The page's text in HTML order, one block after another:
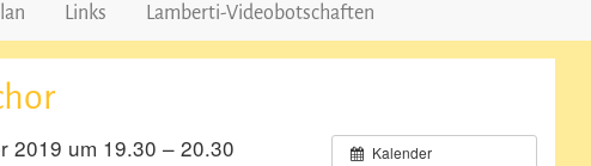
Links Lamberti-Videobotschaften
Kalender
2019 um 19.30 – 20.30